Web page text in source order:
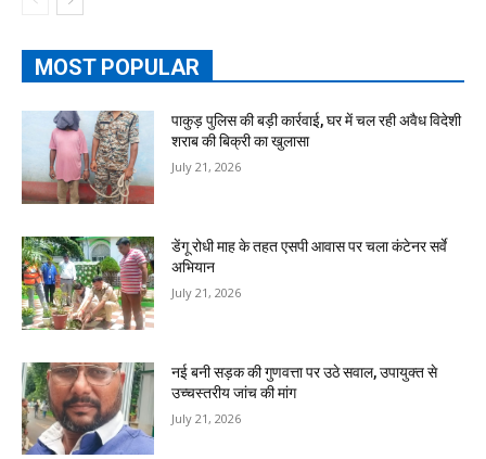
MOST POPULAR
पाकुड़ पुलिस की बड़ी कार्रवाई, घर में चल रही अवैध विदेशी
शराब की बिक्री का खुलासा
July 21, 2026
डेंगू रोधी माह के तहत एसपी आवास पर चला कंटेनर सर्वे
अभियान
July 21, 2026
नई बनी सड़क की गुणवत्ता पर उठे सवाल, उपायुक्त से
उच्चस्तरीय जांच की मांग
July 21, 2026